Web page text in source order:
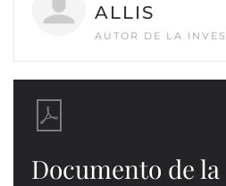
ALLIS
AUTOR DE LA
Documento de la